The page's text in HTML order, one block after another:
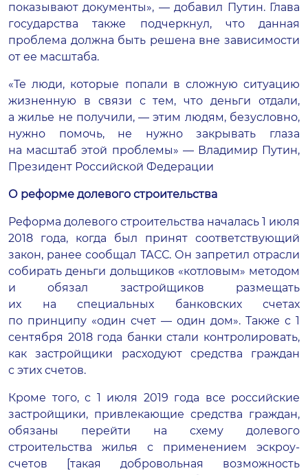
показывают документы», — добавил Путин. Глава
государства также подчеркнул, что данная
проблема должна быть решена вне зависимости
от ее масштаба.
«Те люди, которые попали в сложную ситуацию
жизненную в связи с тем, что деньги отдали,
а жилье не получили, — этим людям, безусловно,
нужно помочь, не нужно закрывать глаза
на масштаб этой проблемы» — Владимир Путин,
Президент Российской Федерации
О реформе долевого строительства
Реформа долевого строительства началась 1 июля
2018 года, когда был принят соответствующий
закон, ранее сообщал ТАСС. Он запретил отрасли
собирать деньги дольщиков «котловым» методом
и обязал застройщиков размещать
их на специальных банковских счетах
по принципу «один счет — один дом». Также с 1
сентября 2018 года банки стали контролировать,
как застройщики расходуют средства граждан
с этих счетов.
Кроме того, с 1 июля 2019 года все российские
застройщики, привлекающие средства граждан,
обязаны перейти на схему долевого
строительства жилья с применением эскроу-
счетов [такая добровольная возможность